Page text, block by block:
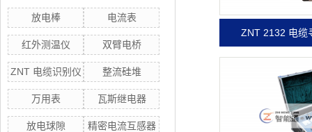
放电棒 电流表
红外测温仪 双臂电桥
ZNT 电缆识别仪 整流硅堆
万用表 瓦斯继电器
放电球隙 精密电流互感器
ZNT 2132 电缆